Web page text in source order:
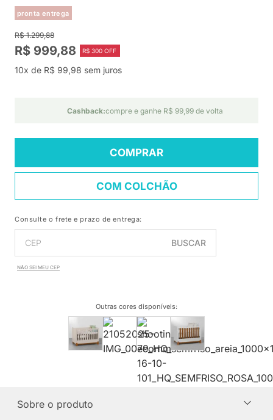
pronta entrega
R$ 1.299,88
R$ 999,88 R$ 300 OFF
10x de R$ 99,98 sem juros
Cashback:compre e ganhe R$ 99,99 de volta
COMPRAR
COM COLCHÃO
Consulte o frete e prazo de entrega:
BUSCAR
NÃO SEI MEU CEP
Outras cores disponíveis:
Sobre o produto